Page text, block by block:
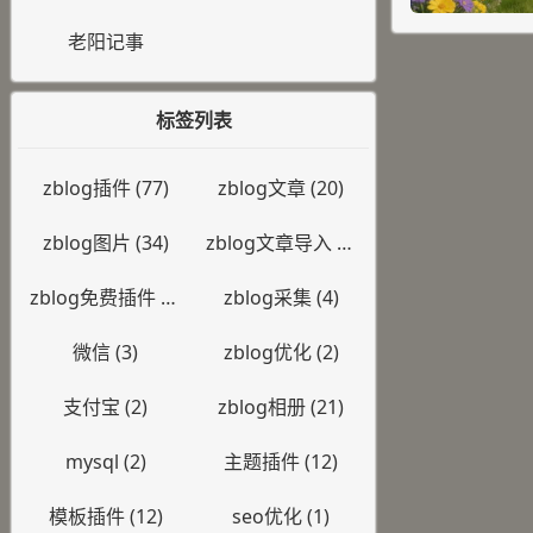
老阳记事
标签列表
zblog插件(77) zblog文章(20)
zblog图片 (34) zblog文章导入
zblog免费插件 zblog采集(4)
微信(3) zblog优化(2)
支付宝 (2) zblog相册(21)
mysql (2) 主题插件(12)
模板插件(12) seo优化(1)